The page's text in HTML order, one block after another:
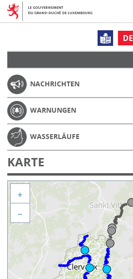
DE
NACHRICHTEN
WARNUNGEN
WASSERLÄUFE
KARTE
+
−